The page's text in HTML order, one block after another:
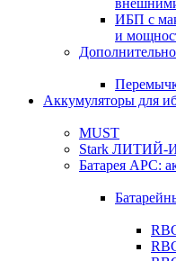
ИБП с
и
Аккумуляторы для
MUST
Stark
Батарея APC: